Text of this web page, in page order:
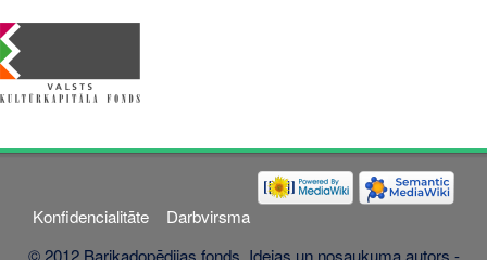
Konfidencialitāte
Darbvirsma
© 2012 Barikadopēdijas fonds. Idejas un nosaukuma autors -